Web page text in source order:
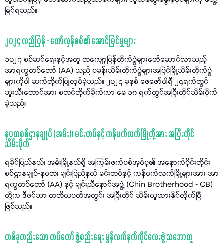
မြင်ရသည်။
၂၀၂၄ လည်ပြန် - တော်လှန်စစ်၏ အောင်မြင်မှုများ
၁၀၂၇ စစ်ဆင်ရေးနှင့်အတူ တကျော့ပြန်တိုက်ပွဲများဖော်ဆောင်လာသည့်
အာရက္ခတပ်တော် (AA) သည် စခန်းသိမ်းတိုက်ပွဲများအပြင်မြို့သိမ်းတိုက်ပွဲ
များကိုပါ ဆက်တိုက်ပြုလုပ်ခဲ့သည်။ ၂၀၂၄ ခုနှစ် ဖေဖော်ဝါရီ ၂၄ရက်တွင်
ဘူးသီးတောင်အား စတင်တိုက်ခိုက်ကာ မေ ၁၈ ရက်တွင်အပြီးတိုင်သိမ်းပိုက်
ခဲ့သည်။
နပတစစ်ဌာနချုပ် (အမ်း)၊ မင်းတပ်နှင့် ကန်ပက်လက်မြို့တို့အား အပြီးတိုင်
သိမ်းပိုက်
ရခိုင်ပြည်နယ်၊ အမ်းမြို့နယ်ရှိ အကြမ်းဖက်စစ်အုပ်စု၏ အနောက်ပိုင်းတိုင်း
စစ်ဌာနချုပ်-နပတ၊ ချင်းပြည်နယ် မင်းတပ်နှင့် ကန်ပက်လက်မြို့များအား အာ
ရက္ခတပ်တော် (AA) နှင့် ချင်းညီနောင်အဖွဲ့ (Chin Brotherhood - CB)
တို့က ဒီဇင်ဘာ တတိယပတ်အတွင်း အပြီးတိုင် သိမ်းယူထားနိုင်လိုက်ပြီ
ဖြစ်သည်။
တစ်ခုတည်းသော တပ်တော် ဖွဲ့စည်းရေး မွန်လက်နက်ကိုင်လေးဖွဲ့ သဘောတူ